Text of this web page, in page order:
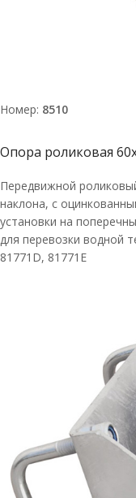
Номер: 8510
Опора роликовая
Передвижной
наклона, с
установки на
для перевозки водной
81771D, 81771E